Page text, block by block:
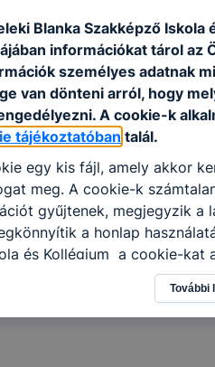
Blanka Szakképző Iskola
információkat tárol az
személyes adatnak
van dönteni arról, hogy
A cookie-k
tájékoztatóban talál.
egy kis fájl, amely akkor
meg. A cookie-k
gyűjtenek, megjegyzik a
a honlap
és Kollégium a cookie-kat
azzal kapcsolatban,
hogy a honlap
megtudhatjuk, hogyan
További